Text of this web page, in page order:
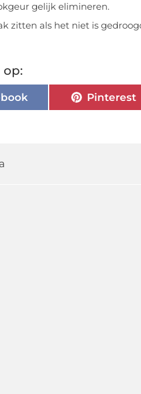
gelijk elimineren.
zitten als het niet is
op:
Pinterest